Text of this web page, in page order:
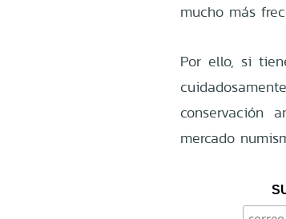
mucho más
Por ello, si
conservación
mercado